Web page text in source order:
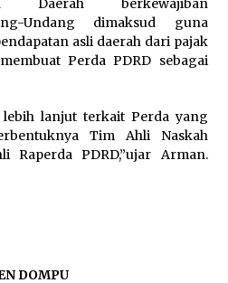
Daerah berkewajiban
Undang dimaksud guna
asli daerah dari pajak
Perda PDRD sebagai
lebih lanjut terkait Perda yang
Tim Ahli Naskah
Raperda PDRD,”ujar Arman.
DOMPU